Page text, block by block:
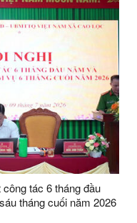
tác 6 tháng đầu
tháng cuối năm 2026